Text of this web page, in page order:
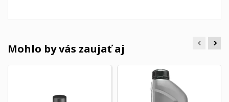
Mohlo by vás zaujať aj